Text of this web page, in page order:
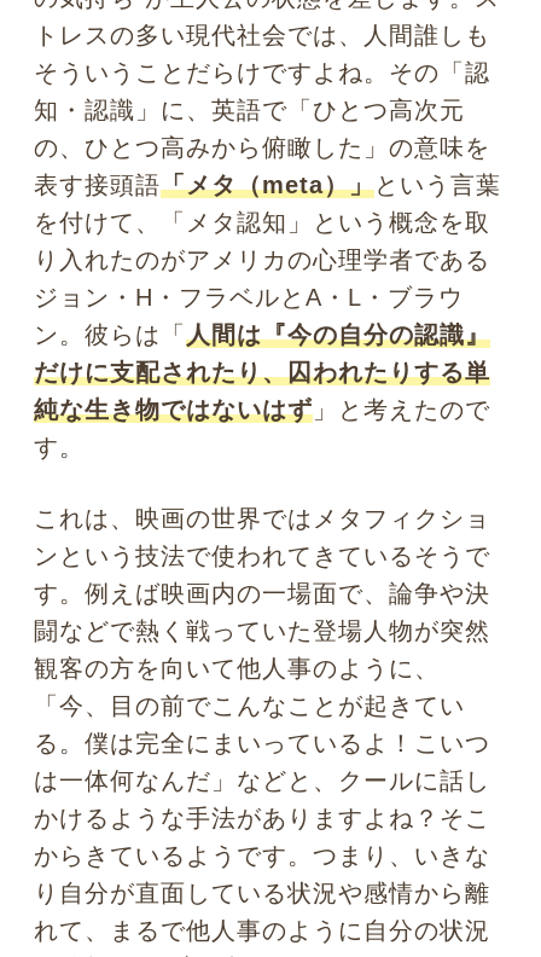
闘などで熱く戦っていた登場人物が突然
観客の方を向いて他人事のように、
「今、目の前でこんなことが起きてい
る。僕は完全にまいっているよ！こいつ
は一体何なんだ」などと、クールに話し
かけるような手法がありますよね？そこ
からきているようです。つまり、いきな
り自分が直面している状況や感情から離
れて、まるで他人事のように自分の状況
を分析する=客観視するという面白さです
使われています。確かにこれは人間にし
かできない、高次元(メタ)な物の考え方
ですね。
誰かと大喧嘩をしているときや、何かに
無我夢中で他の事が疎かになっていると
きなどには、特に自ら俯瞰的になって
をやっているのだ」と、急に（目には見
えない）観客に、「まいったね」と話し
かけるようなクセをつけてみてくださ
い。すると、 急に「自分はいつまでこん
なことだけに、囚われているのだ」と冷
とが多いもの。私はカウンセリングの仕
事をしていますが、クライアントとずっ
とムキになって討論していても解決はし
ません。相手の話を「認知」でしっかり
共感しながらも、「話がそれてきたの
で、どうやって本題に戻そうかな」とい
る気持ちも強く持っています。熱心に相
手の話を聞きながらも、心の中では司会
進行も務めるわけです。また、研究や論
文・書籍の執筆に熱中しているときで